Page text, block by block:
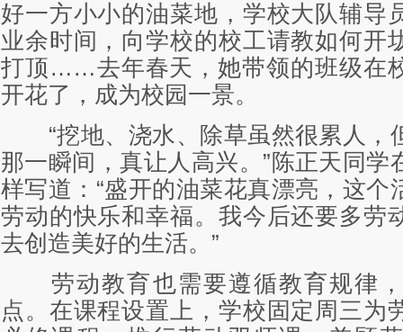
好一方小小的油菜地，学校大队辅导
业余时间，向学校的校工请教如何开
打顶……去年春天，她带领的班级在
开花了，成为校园一景。
“挖地、浇水、除草虽然很累人，
那一瞬间，真让人高兴。”陈正天同学
样写道：“盛开的油菜花真漂亮，这个
劳动的快乐和幸福。我今后还要多劳
去创造美好的生活。”
劳动教育也需要遵循教育规律，
点。在课程设置上，学校固定周三为